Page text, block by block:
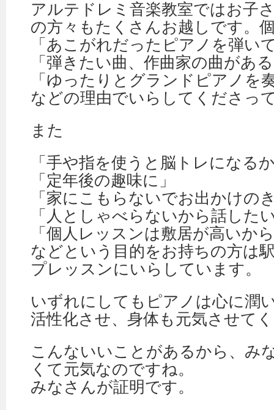
アルテドレミ音楽教室ではお子
の方々もたくさんお越しです。
「あこがれだったピアノを弾い
「弾きたい曲、作曲家の曲があ
「ゆったりとグランドピアノを
などの理由でいらしてくださっ
また
「手や指を使うと脳トレになる
「定年後の趣味に」
「家にこもらないでお出かけの
「人としゃべらないから話した
「個人レッスンは敷居が高いか
などという目的をお持ちの方は
プレッスンにいらしています。
いずれにしてもピアノは心に潤
活性化させ、身体も元気させて
こんないいことがあるから、み
くて元気なのですね。
みなさんが証明です。